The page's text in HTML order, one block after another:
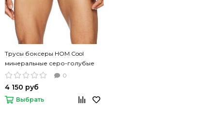
Трусы боксеры HOM Cool
минеральные серо-голубые
0
4 150 руб
Выбрать